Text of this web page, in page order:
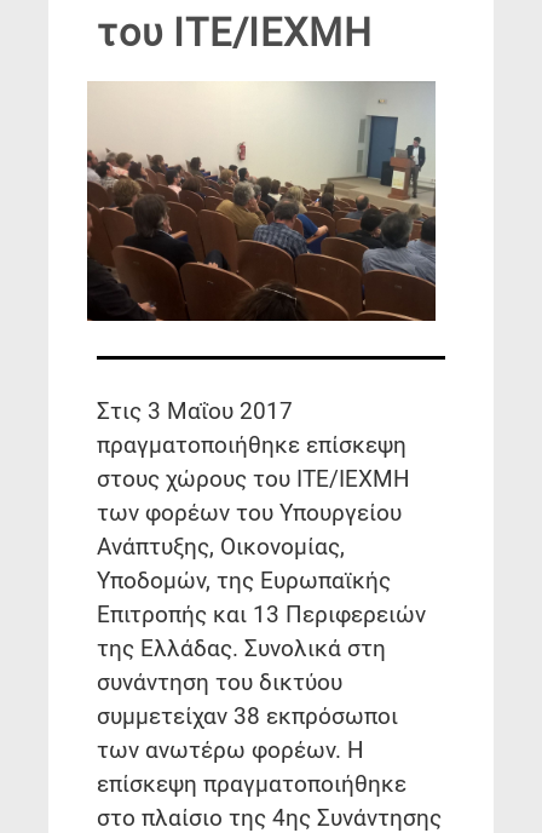
του ΙΤΕ/ΙΕΧΜΗ
Στις 3 Μαΐου 2017
πραγματοποιήθηκε επίσκεψη
στους χώρους του ΙΤΕ/ΙΕΧΜΗ
των φορέων του Υπουργείου
Ανάπτυξης, Οικονομίας,
Υποδομών, της Ευρωπαϊκής
Επιτροπής και 13 Περιφερειών
της Ελλάδας. Συνολικά στη
συνάντηση του δικτύου
συμμετείχαν 38 εκπρόσωποι
των ανωτέρω φορέων. Η
επίσκεψη πραγματοποιήθηκε
στο πλαίσιο της 4ης Συνάντησης